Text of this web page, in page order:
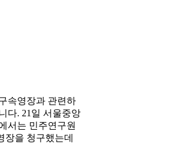
속영장과 관련하
다. 21일 서울중앙
서는 민주연구원
장을 청구했는데